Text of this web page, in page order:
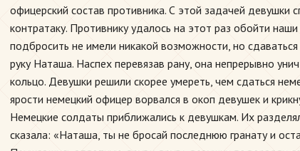
офицерский состав противника. С этой задачей
контратаку. Противнику удалось на этот раз обойти
подбросить не имели никакой возможности, но
руку Наташа. Наспех перевязав рану, она непрерывно
кольцо. Девушки решили скорее умереть, чем сдаться
ярости немецкий офицер ворвался в окоп девушек и
Немецкие солдаты приближались к девушкам. Их
сказала: «Наташа, ты не бросай последнюю гранату и